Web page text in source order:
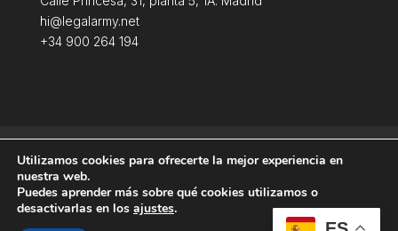
hi@legalarmy.net
+34 900 264 194
Terminos y condiciones
Política de Cookies
Utilizamos cookies para ofrecerte la mejor experiencia en
nuestra web.
Puedes aprender más sobre qué cookies utilizamos o
desactivarlas en los ajustes.